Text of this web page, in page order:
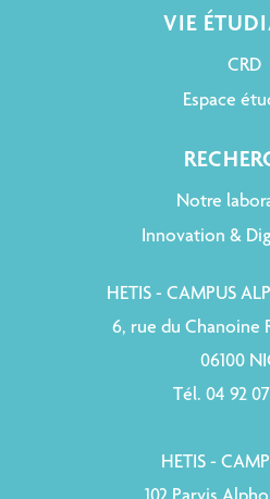
VIE
CRD
Espace
Notre
Innovation &
HETIS - CAMPUS
6, rue du Chanoine
06100
Tél. 04 92
HETIS -